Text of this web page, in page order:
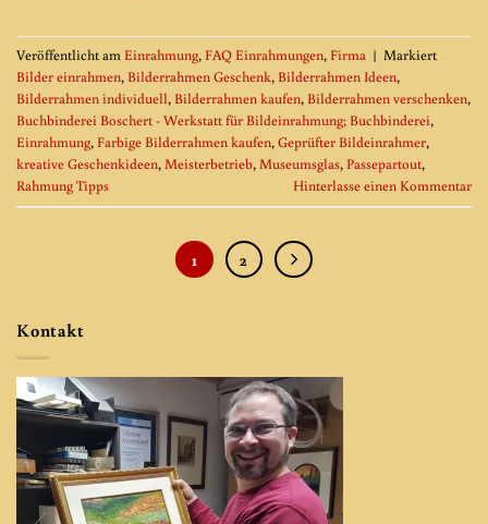
Veröffentlicht amEinrahmung,FAQ Einrahmungen,Firma | Markiert
Bilder einrahmen,Bilderrahmen Geschenk,Bilderrahmen Ideen,
Bilderrahmen individuell,Bilderrahmen kaufen,Bilderrahmen verschenken,
Buchbinderei Boschert - Werkstatt für Bildeinrahmung; Buchbinderei,
Einrahmung,Farbige Bilderrahmen kaufen,Geprüfter Bildeinrahmer,
kreative Geschenkideen,Meisterbetrieb,Museumsglas,Passepartout,
Rahmung Tipps
Hinterlasse einen Kommentar
1 2
Kontakt